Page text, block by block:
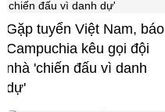
Gặp tuyển Việt Nam, báo
Campuchia kêu gọi đội
nhà 'chiến đấu vì danh
dự'